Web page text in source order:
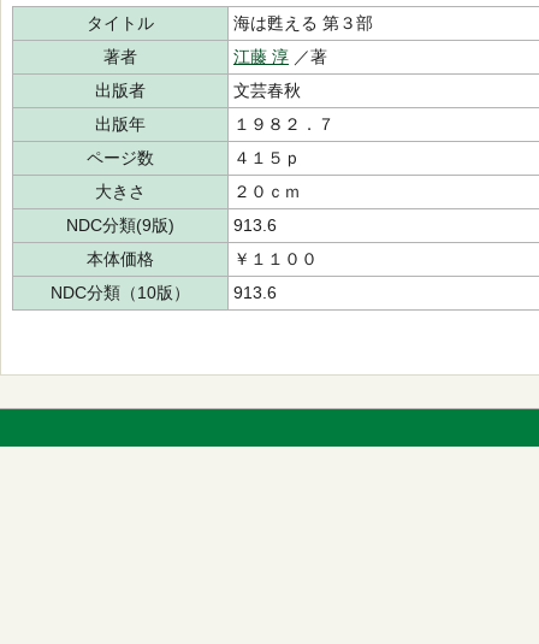
タイトル
海は甦える 第３部
著者
江藤 淳 ／著
出版者
文芸春秋
出版年
１９８２．７
ページ数
４１５ｐ
大きさ
２０ｃｍ
NDC分類(9版)
913.6
本体価格
￥１１００
NDC分類（10版）
913.6